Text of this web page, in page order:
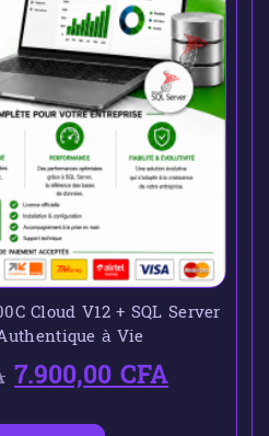
Cloud V12 + SQL Server
à Vie
7.900,00CFA